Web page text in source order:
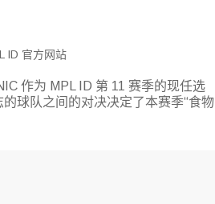
ID 官方网站
作为 MPL ID 第 11 赛季的现任选
球队之间的对决决定了本赛季“食物